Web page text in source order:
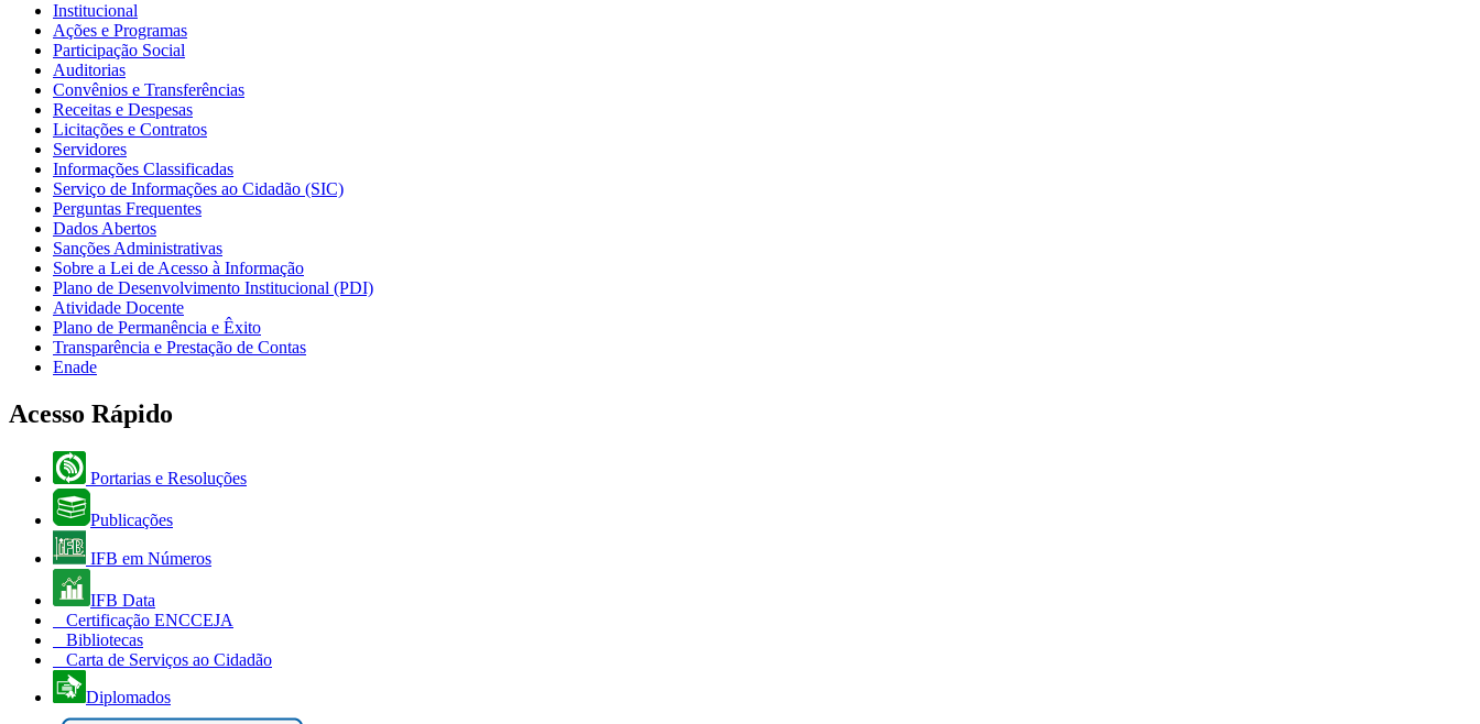
Institucional
Ações e Programas
Participação Social
Auditorias
Convênios e Transferências
Receitas e Despesas
Licitações e Contratos
Servidores
Informações Classificadas
Serviço de Informações ao Cidadão (SIC)
Perguntas Frequentes
Dados Abertos
Sanções Administrativas
Sobre a Lei de Acesso à Informação
Plano de Desenvolvimento Institucional (PDI)
Atividade Docente
Plano de Permanência e Êxito
Transparência e Prestação de Contas
Enade
Acesso Rápido
Portarias e Resoluções
Publicações
IFB em Números
IFB Data
Certificação ENCCEJA
Bibliotecas
Carta de Serviços ao Cidadão
Diplomados